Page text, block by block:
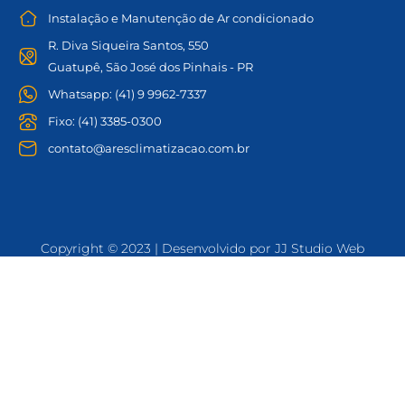
Instalação e Manutenção de Ar condicionado
R. Diva Siqueira Santos, 550
Guatupê, São José dos Pinhais - PR
Whatsapp: (41) 9 9962-7337
Fixo: (41) 3385-0300
contato@aresclimatizacao.com.br
Copyright © 2023 | Desenvolvido por JJ Studio Web